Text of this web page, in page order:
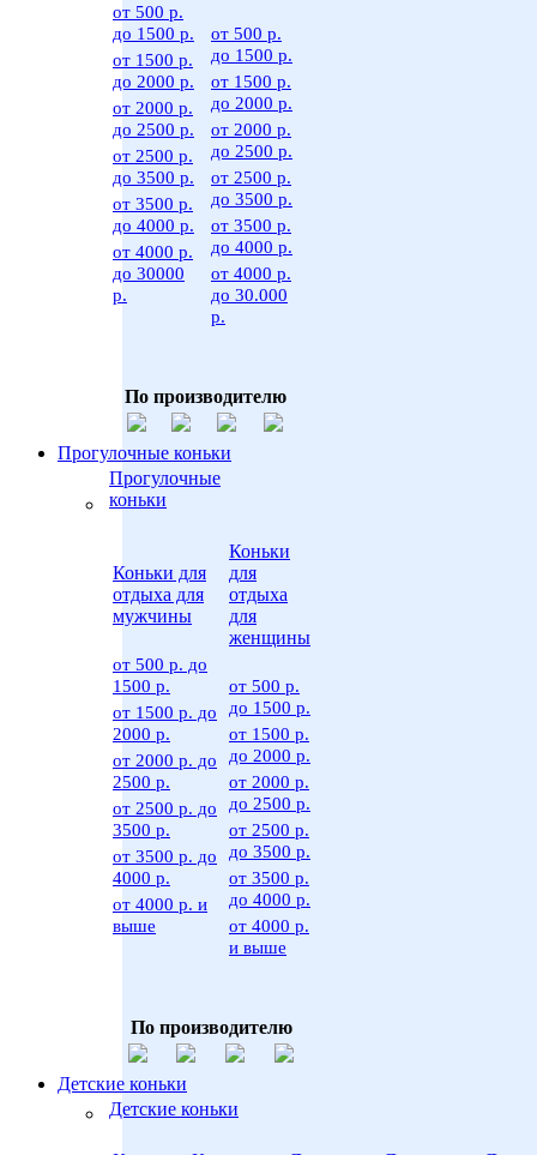
от 500 р.
до 1500 р.
от 1500 р.
до 2000 р.
от 2000 р.
до 2500 р.
от 2500 р.
до 3500 р.
от 3500 р.
до 4000 р.
от 4000 р.
до 30000
р.
от 500 р.
до 1500 р.
от 1500 р.
до 2000 р.
от 2000 р.
до 2500 р.
от 2500 р.
до 3500 р.
от 3500 р.
до 4000 р.
от 4000 р.
до 30.000
р.
По производителю
Прогулочные коньки
Прогулочные
коньки
Коньки для
отдыха для
мужчины
от 500 р. до
1500 р.
от 1500 р. до
2000 р.
от 2000 р. до
2500 р.
от 2500 р. до
3500 р.
от 3500 р. до
4000 р.
от 4000 р. и
выше
Коньки
для
отдыха
для
женщины
от 500 р.
до 1500 р.
от 1500 р.
до 2000 р.
от 2000 р.
до 2500 р.
от 2500 р.
до 3500 р.
от 3500 р.
до 4000 р.
от 4000 р.
и выше
По производителю
Детские коньки
Детские коньки